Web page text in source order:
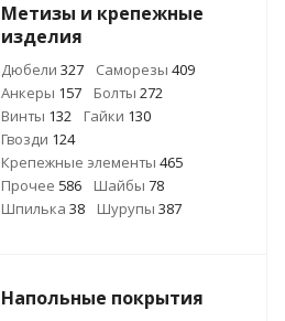
Метизы и крепежные
изделия
Дюбели 327 Саморезы 409
Анкеры 157 Болты 272
Винты 132 Гайки 130
Гвозди 124
Крепежные элементы 465
Прочее 586 Шайбы 78
Шпилька 38 Шурупы 387
Напольные покрытия